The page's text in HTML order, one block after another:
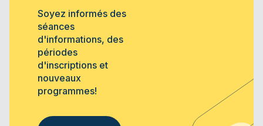
Soyez informés des
séances
d'informations, des
périodes
d'inscriptions et
nouveaux
programmes!